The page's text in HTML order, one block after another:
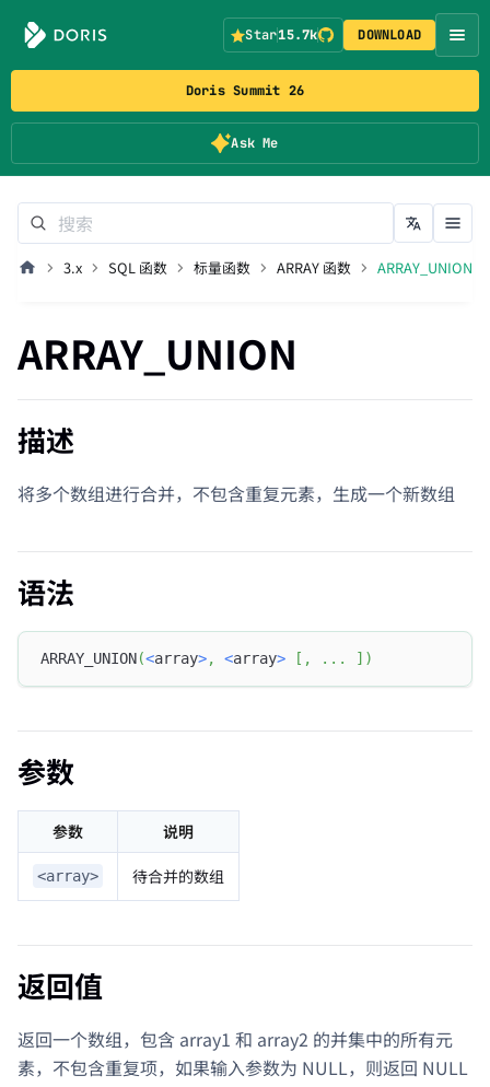
Doris Summit 26
Ask Me
Star15.7k DOWNLOAD
3.x SQL 函数 标量函数 ARRAY 函数 ARRAY_UNION
ARRAY_UNION
描述
将多个数组进行合并，不包含重复元素，生成一个新数组
语法
ARRAY_UNION(<array>, <array> [ , . . . ] )
参数
参数 说明
<array> 待合并的数组
返回值
返回一个数组，包含 array1 和 array2 的并集中的所有元
素，不包含重复项，如果输入参数为 NULL，则返回 NULL